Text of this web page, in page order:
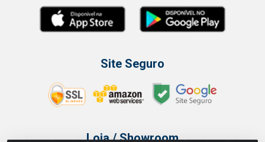
Site Seguro
Loja / Showroom